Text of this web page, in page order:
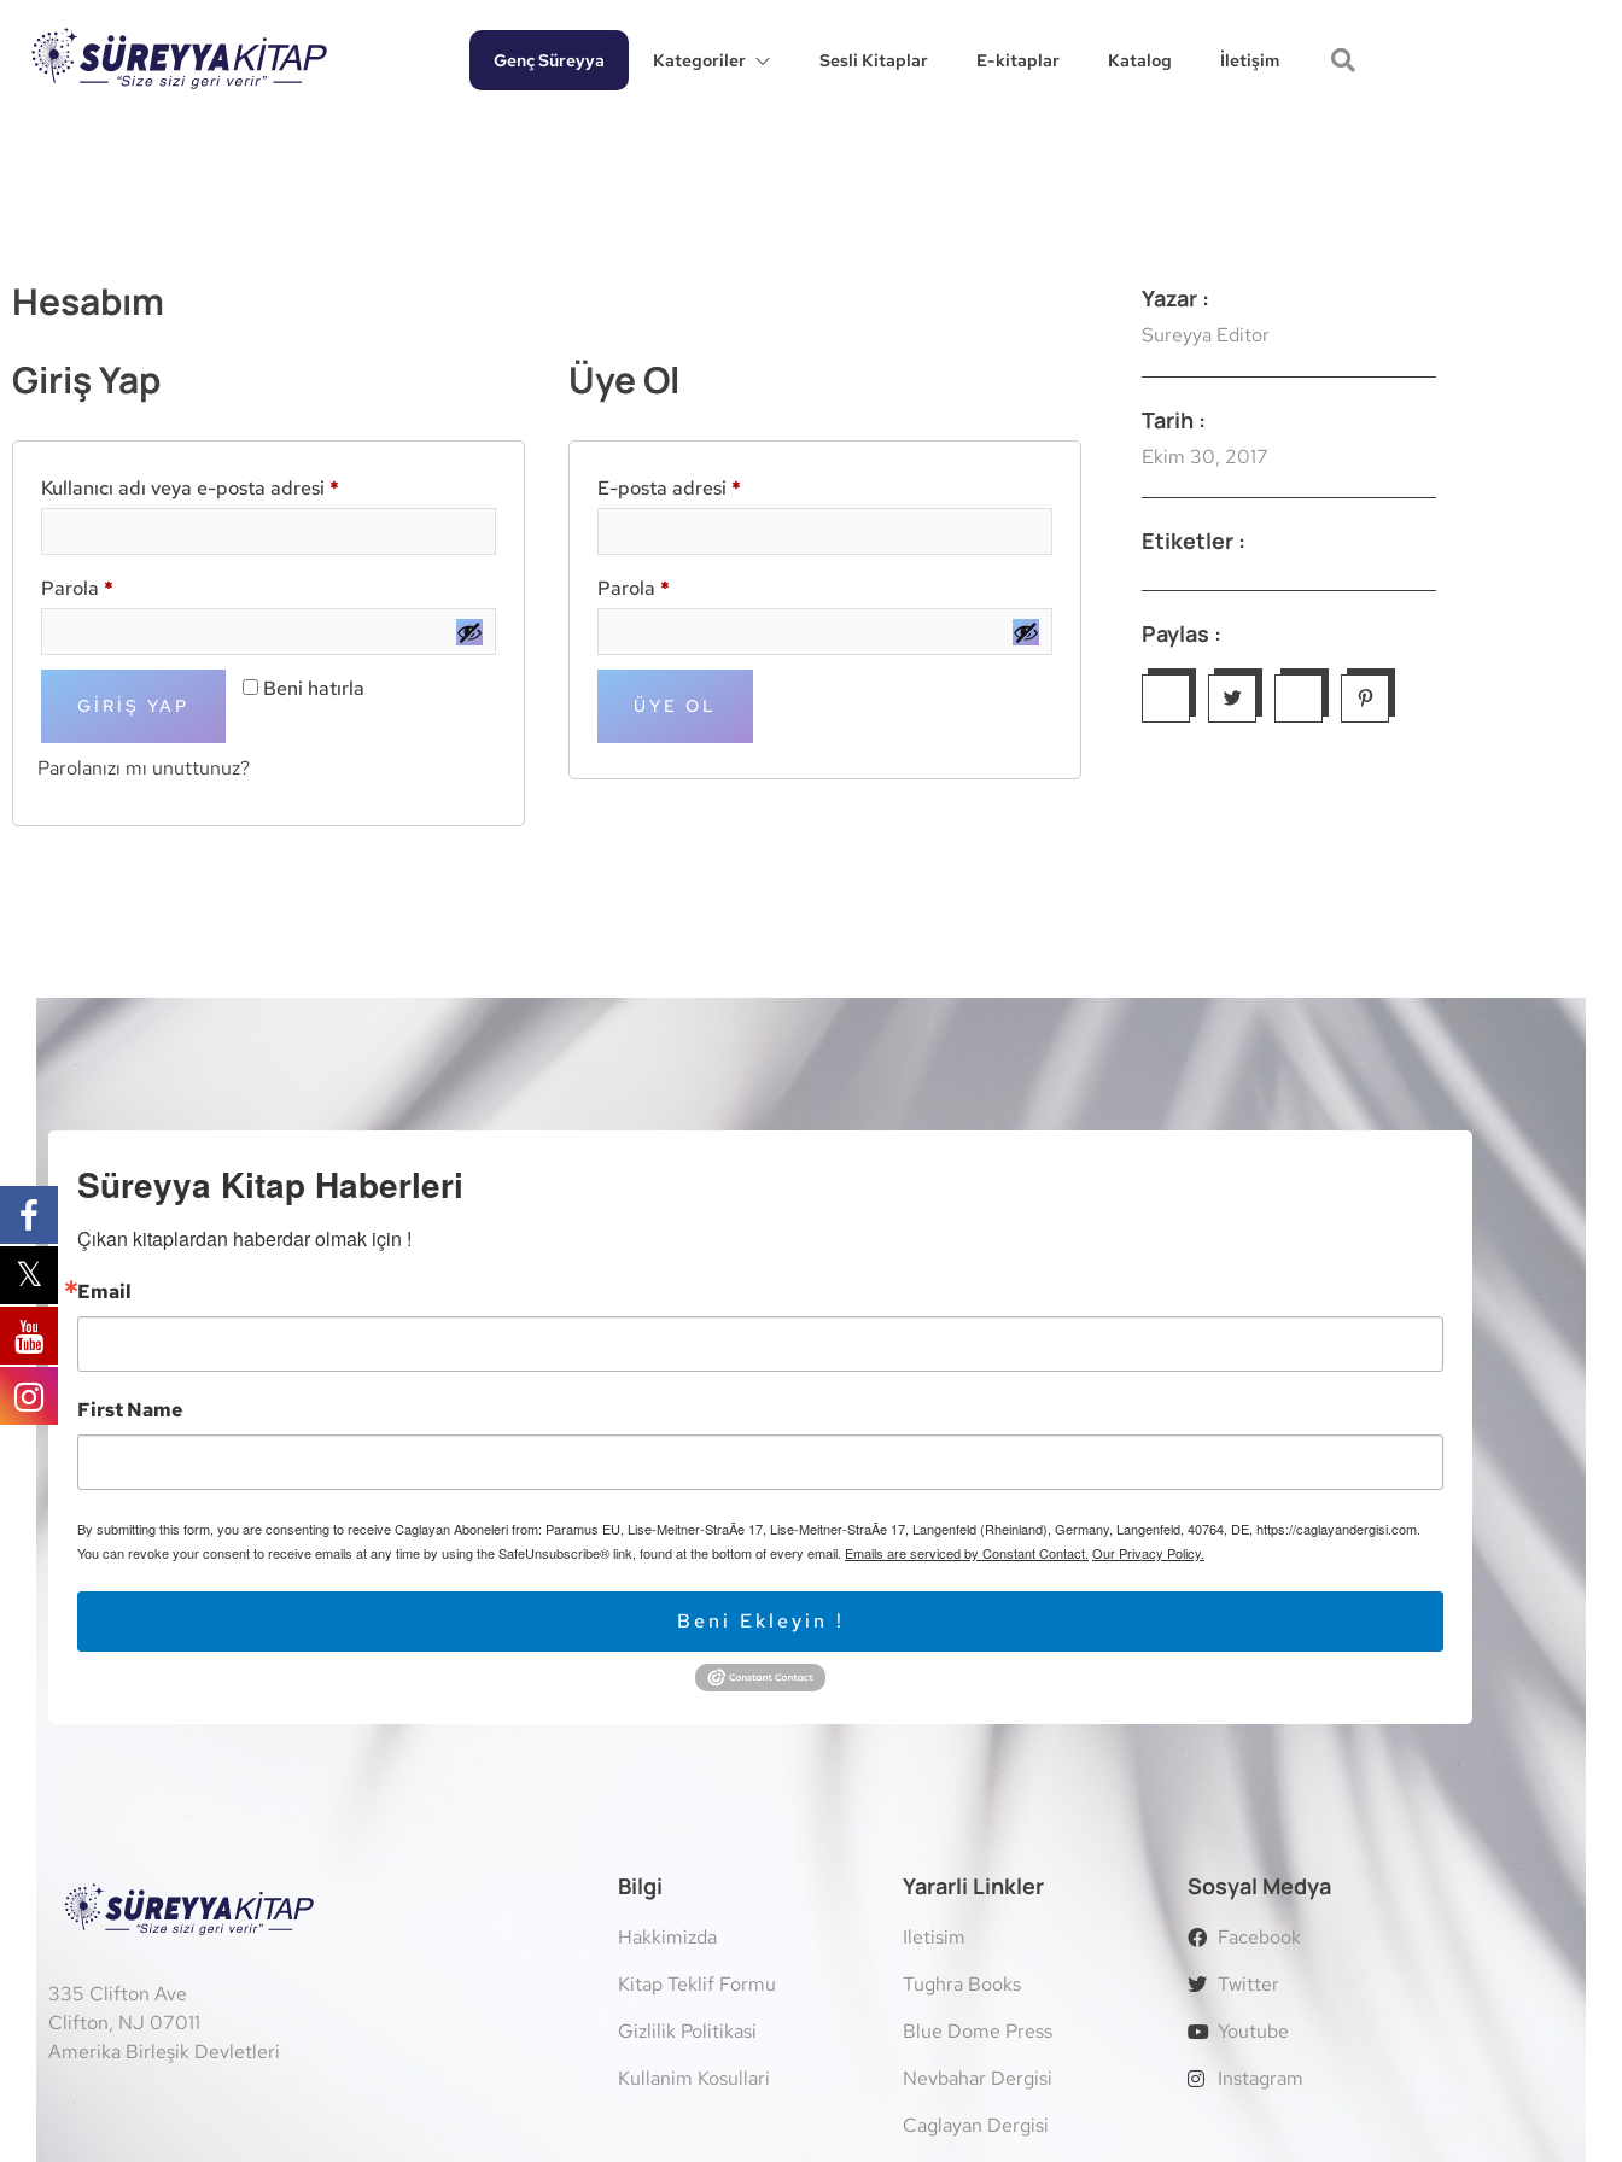
Genç Süreyya Kategoriler Sesli Kitaplar E-kitaplar Katalog İletişim
Hesabım
Giriş Yap
Kullanıcı adı veya e-posta adresi *
Parola *
Beni hatırla
GIRIŞ YAP
Parolanızı mı unuttunuz?
Üye Ol
E-posta adresi *
Parola *
ÜYE OL
Yazar :
Sureyya Editor
Tarih :
Ekim 30, 2017
Etiketler :
Paylas :
Süreyya Kitap Haberleri
Çıkan kitaplardan haberdar olmak için !
Email
First Name
By submitting this form, you are consenting to receive Caglayan Aboneleri from: Paramus EU, Lise-Meitner-StraÃe 17, Lise-Meitner-StraÃe 17, Langenfeld (Rheinland), Germany, Langenfeld, 40764, DE, https://caglayandergisi.com.
You can revoke your consent to receive emails at any time by using the SafeUnsubscribe® link, found at the bottom of every email. Emails are serviced by Constant Contact. Our Privacy Policy.
Beni Ekleyin !
335 Clifton Ave
Clifton, NJ 07011
Amerika Birleşik Devletleri
Bilgi
Hakkimizda
Kitap Teklif Formu
Gizlilik Politikasi
Kullanim Kosullari
Yararli Linkler
Iletisim
Tughra Books
Blue Dome Press
Nevbahar Dergisi
Caglayan Dergisi
Sosyal Medya
Facebook
Twitter
Youtube
Instagram